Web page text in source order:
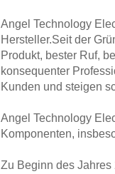
Angel Technology
Hersteller.Seit der
Produkt, bester Ruf,
konsequenter
Kunden und steigen
Angel Technology
Komponenten,
Zu Beginn des